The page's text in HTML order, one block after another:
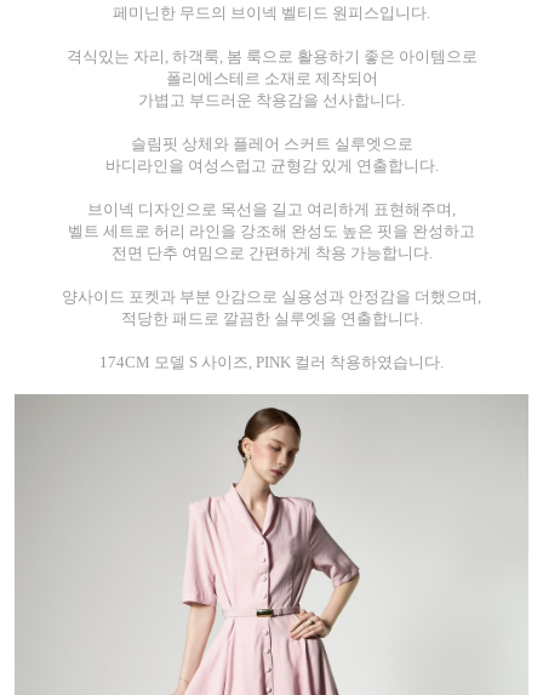
페미닌한 무드의 브이넥 벨티드 원피스입니다.
격식있는 자리, 하객룩, 봄 룩으로 활용하기 좋은 아이템으로
폴리에스테르 소재로 제작되어
가볍고 부드러운 착용감을 선사합니다.
슬림핏 상체와 플레어 스커트 실루엣으로
바디라인을 여성스럽고 균형감 있게 연출합니다.
브이넥 디자인으로 목선을 길고 여리하게 표현해주며,
벨트 세트로 허리 라인을 강조해 완성도 높은 핏을 완성하고
전면 단추 여밈으로 간편하게 착용 가능합니다.
양사이드 포켓과 부분 안감으로 실용성과 안정감을 더했으며,
적당한 패드로 깔끔한 실루엣을 연출합니다.
174CM 모델 S 사이즈, PINK 컬러 착용하였습니다.